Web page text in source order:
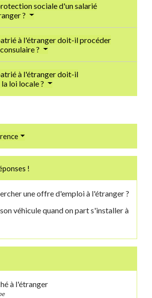
sociale d'un salarié
?
à l'étranger doit-il procéder
?
à l'étranger doit-il
loi locale ?
!
une offre d'emploi à l'étranger ?
véhicule quand on part s'installer à
à l'étranger